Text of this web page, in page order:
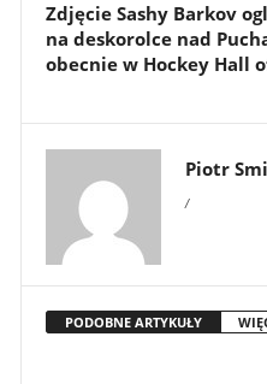
Zdjęcie Sashy Barkov
na deskorolce nad
obecnie w Hockey Hall
Piotr
/
PODOBNE ARTYKUŁY